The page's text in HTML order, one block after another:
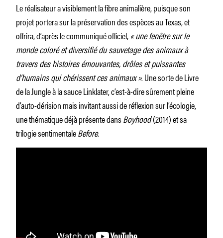
Le réalisateur a visiblement la fibre animalière, puisque son
projet portera sur la préservation des espèces au Texas, et
offrira, d’après le communiqué officiel,« une fenêtre sur le
monde coloré et diversifié du sauvetage des animaux à
travers des histoires émouvantes, drôles et puissantes
d’humains qui chérissent ces animaux ». Une sorte de Livre
de la Jungle à la sauce Linklater, c’est-à-dire sûrement pleine
d’auto-dérision mais invitant aussi de réflexion sur l’écologie,
une thématique déjà présente dansBoyhood(2014) et sa
trilogie sentimentaleBefore.